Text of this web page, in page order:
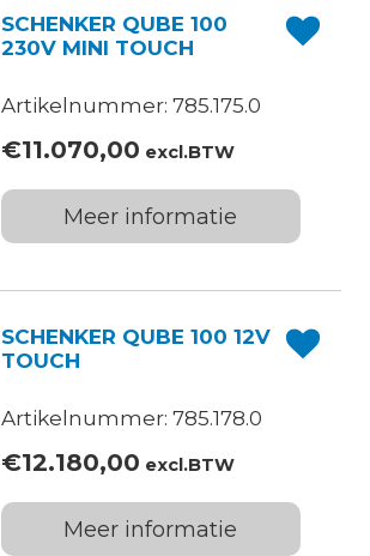
SCHENKER QUBE 100
230V MINI TOUCH
Artikelnummer: 785.175.0
€11.070,00 excl.BTW
Meer informatie
SCHENKER QUBE 100 12V
TOUCH
Artikelnummer: 785.178.0
€12.180,00 excl.BTW
Meer informatie